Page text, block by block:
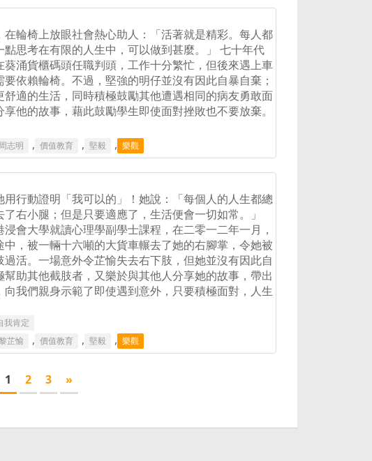
輪椅上放眼社會熱心助人：「活著就是精彩。每人都
思考在有限的人生中，可以做到甚麼。」 七十年代
涌貨櫃碼頭任職判頭，工作十分繁忙，但後來遇上車
依賴輪椅。不過，堅強的明仔並沒有因此自暴自棄；
適的生活，同時積極鼓勵其他遭遇相同的病友勇敢面
他的故事，藉此鼓勵學生即使面對挫敗也不要放棄。
周志明 , 價值教育 , 堅毅 , 樂觀
行動證明「我可以的」！她說：「每個人的人生都總
右小腿；但是只要適應了，生活便會一切如常。」
會大學就讀心理學副學士課程，在二零一二年一月，
，被一輛十六噸的大貨車輾去了她的右腳掌，令她被
活。一場意外令芷愉失去右下肢，但她並沒有因此自
助其他截肢者，又樂於與其他人分享她的故事，帶出
我們親身示範了即使遇到意外，只要積極面對，人生
我肯定
芷愉 , 價值教育 , 堅毅 , 樂觀
1 2 3 »